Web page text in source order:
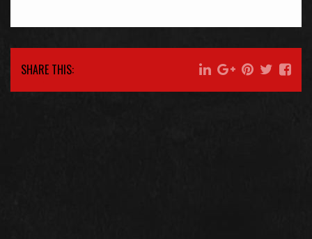
SHARE THIS: